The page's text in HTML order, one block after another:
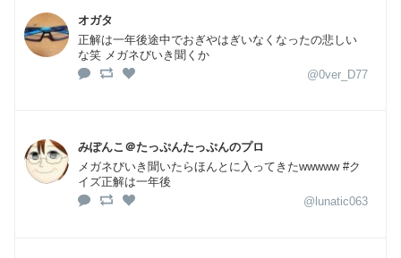
オガタ
正解は一年後途中でおぎやはぎいなくなったの悲しい
な笑 メガネびいき聞くか
@0ver_D77
みぽんこ＠たっぷんたっぷんのプロ
メガネびいき聞いたらほんとに入ってきたwwwww #ク
イズ正解は一年後
@lunatic063